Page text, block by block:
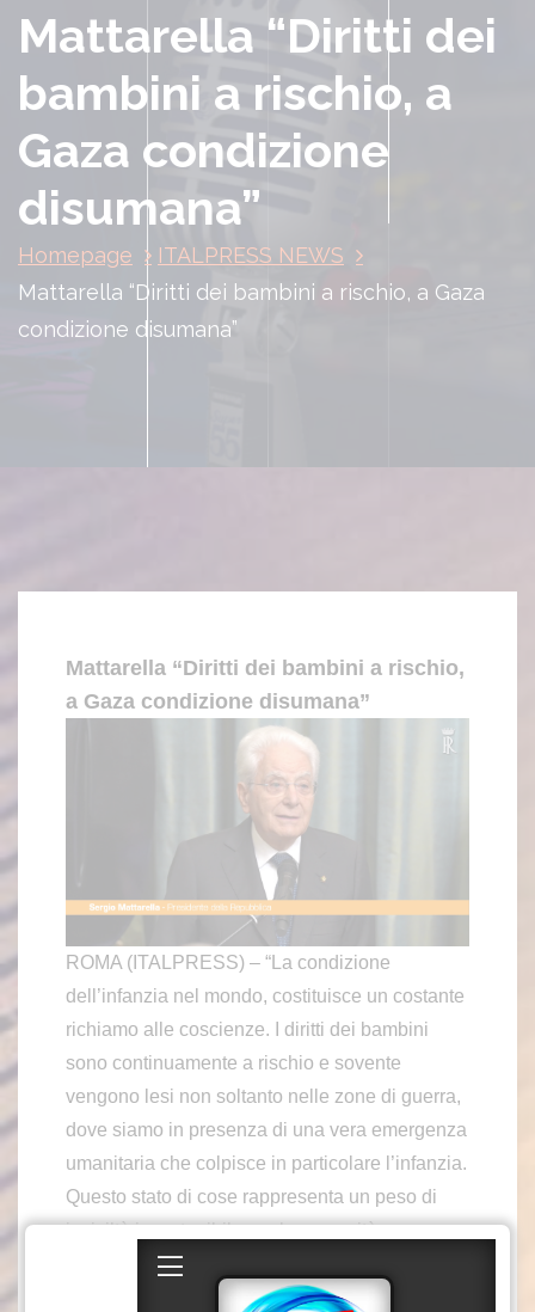
Mattarella “Diritti dei
bambini a rischio, a
Gaza condizione
disumana”
Homepage
ITALPRESS NEWS
Mattarella “Diritti dei bambini a rischio, a Gaza
condizione disumana”
Mattarella “Diritti dei bambini a rischio,
a Gaza condizione disumana”
ROMA (ITALPRESS) – “La condizione
dell’infanzia nel mondo, costituisce un costante
richiamo alle coscienze. I diritti dei bambini
sono continuamente a rischio e sovente
vengono lesi non soltanto nelle zone di guerra,
dove siamo in presenza di una vera emergenza
umanitaria che colpisce in particolare l’infanzia.
Questo stato di cose rappresenta un peso di
inciviltà insostenibile per la comunità
internazionale. Sono queste le tragiche
conseguenze della brutale violenze delle